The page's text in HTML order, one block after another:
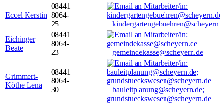
Eccel Kerstin
08441
8064-
25
Eichinger
Beate
08441
8064-
23
gemeindekasse@scheyern.de
Grimmert-
Köthe Lena
08441
8064-
30
bauleitplanung@scheyern.de;
grundstueckswesen@scheyern.de